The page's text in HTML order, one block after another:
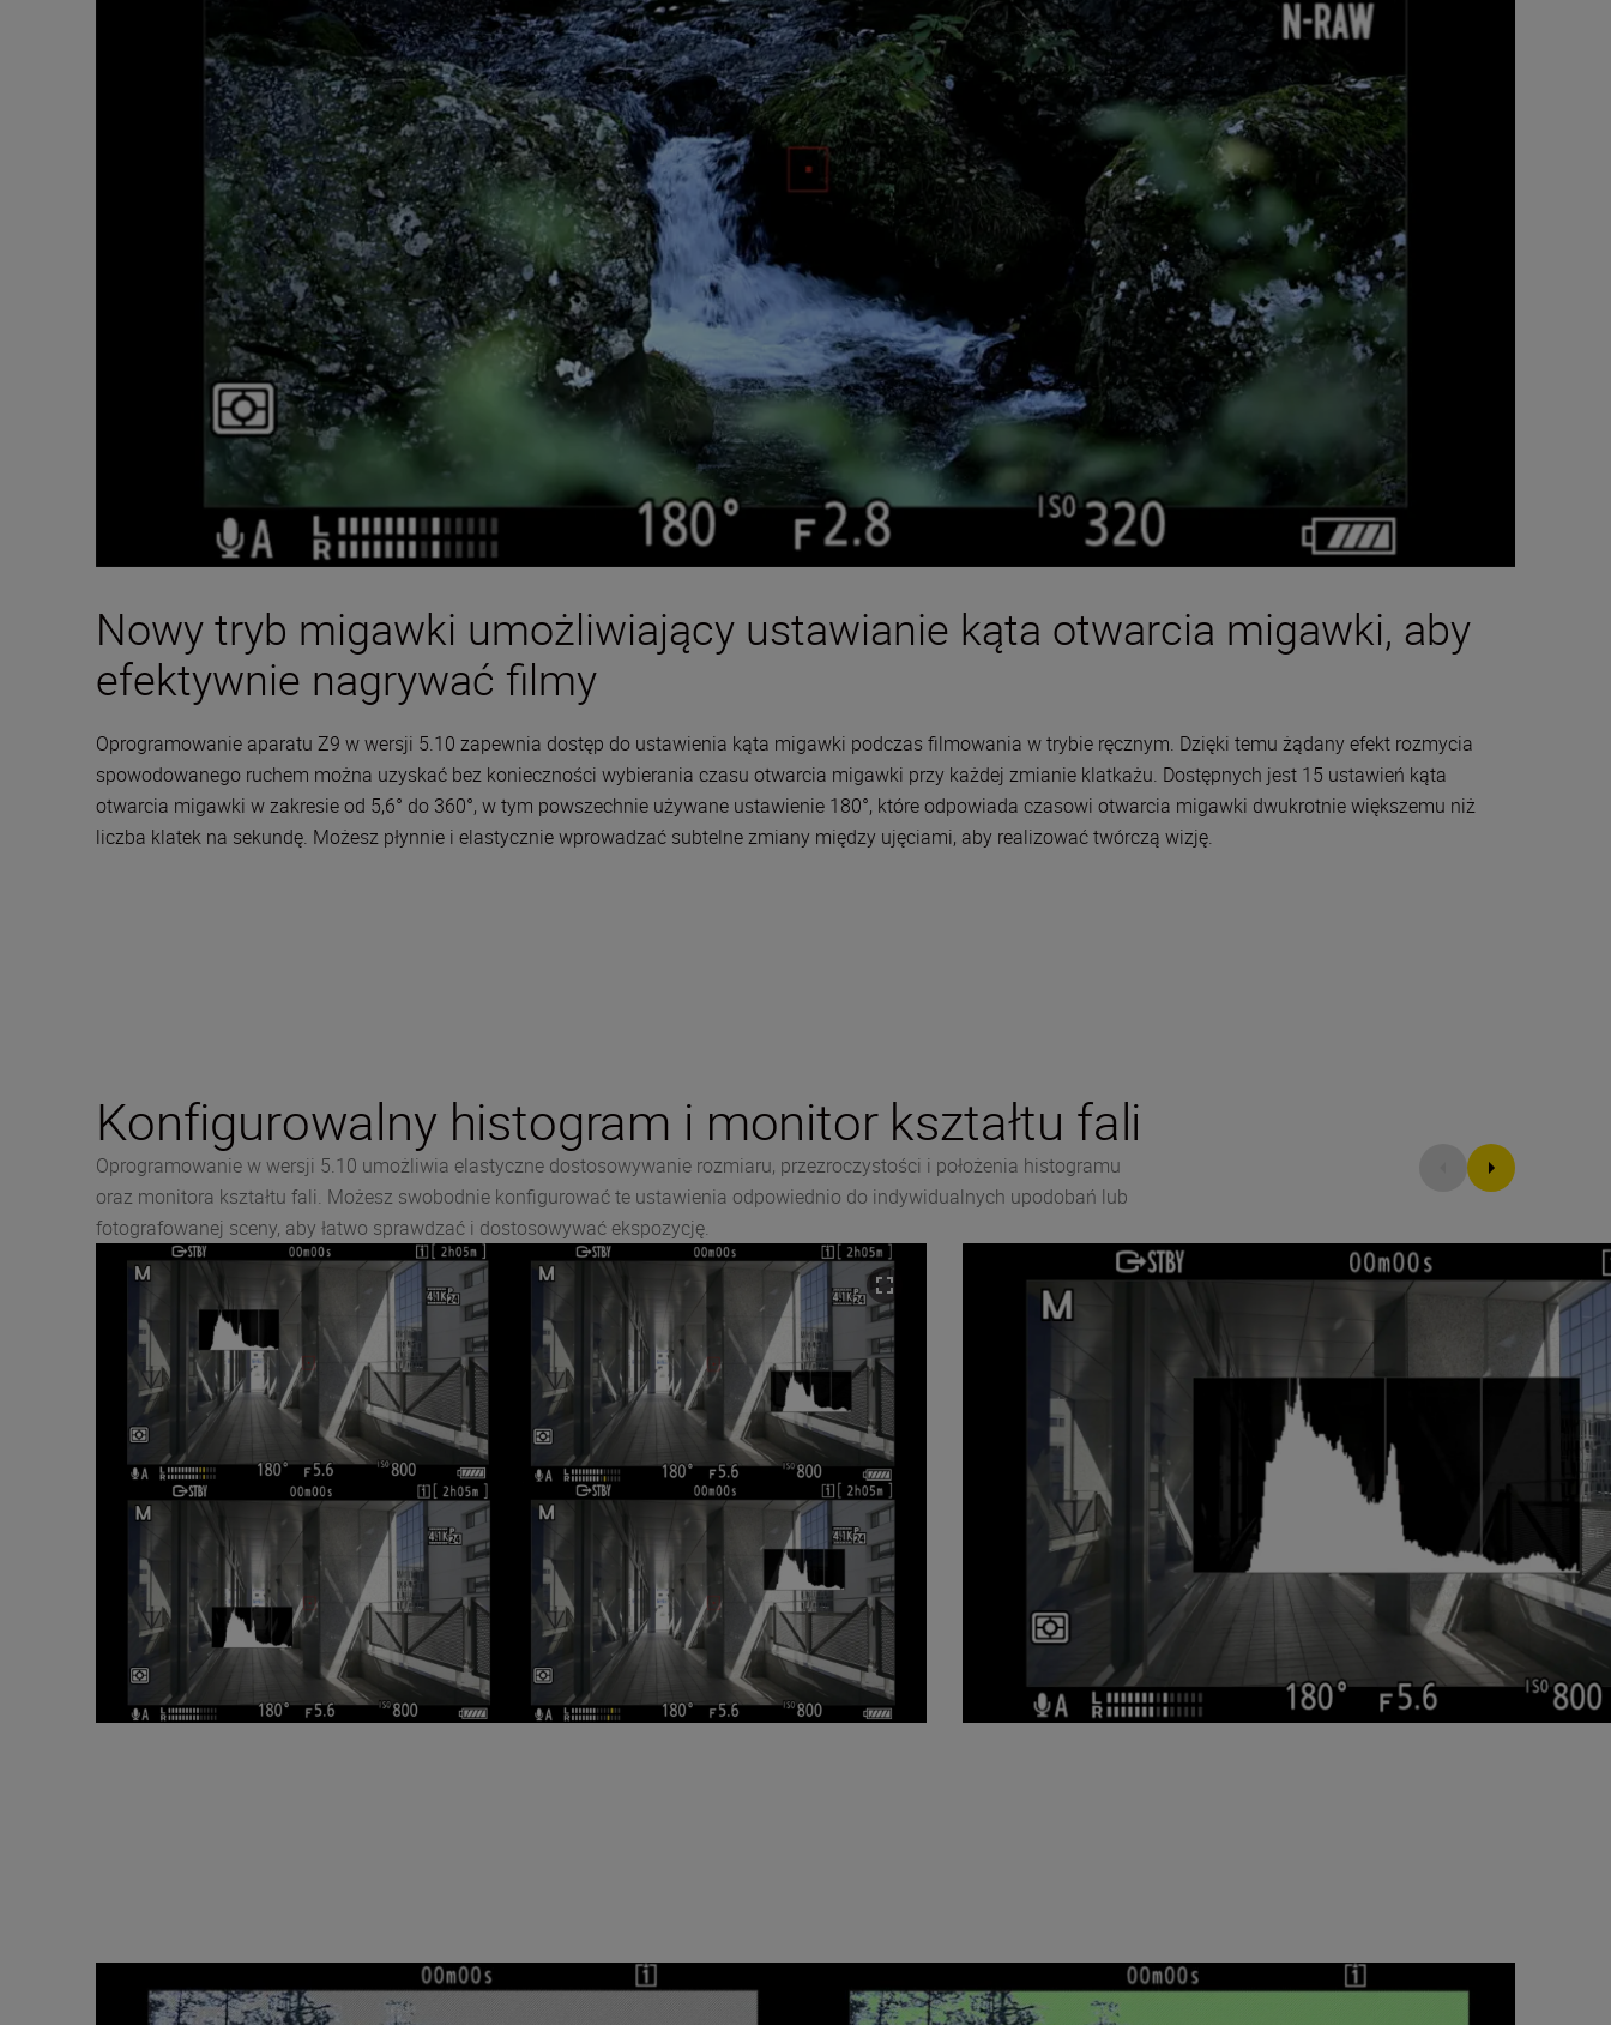
Nowy tryb migawki umożliwiający ustawianie kąta otwarcia migawki, aby
efektywnie nagrywać filmy
Oprogramowanie aparatu Z9 w wersji 5.10 zapewnia dostęp do ustawienia kąta migawki podczas filmowania w trybie ręcznym. Dzięki temu żądany efekt rozmycia
spowodowanego ruchem można uzyskać bez konieczności wybierania czasu otwarcia migawki przy każdej zmianie klatkażu. Dostępnych jest 15 ustawień kąta
otwarcia migawki w zakresie od 5,6° do 360°, w tym powszechnie używane ustawienie 180°, które odpowiada czasowi otwarcia migawki dwukrotnie większemu niż
liczba klatek na sekundę. Możesz płynnie i elastycznie wprowadzać subtelne zmiany między ujęciami, aby realizować twórczą wizję.
Konfigurowalny histogram i monitor kształtu fali
Oprogramowanie w wersji 5.10 umożliwia elastyczne dostosowywanie rozmiaru, przezroczystości i położenia histogramu
oraz monitora kształtu fali. Możesz swobodnie konfigurować te ustawienia odpowiednio do indywidualnych upodobań lub
fotografowanej sceny, aby łatwo sprawdzać i dostosowywać ekspozycję.